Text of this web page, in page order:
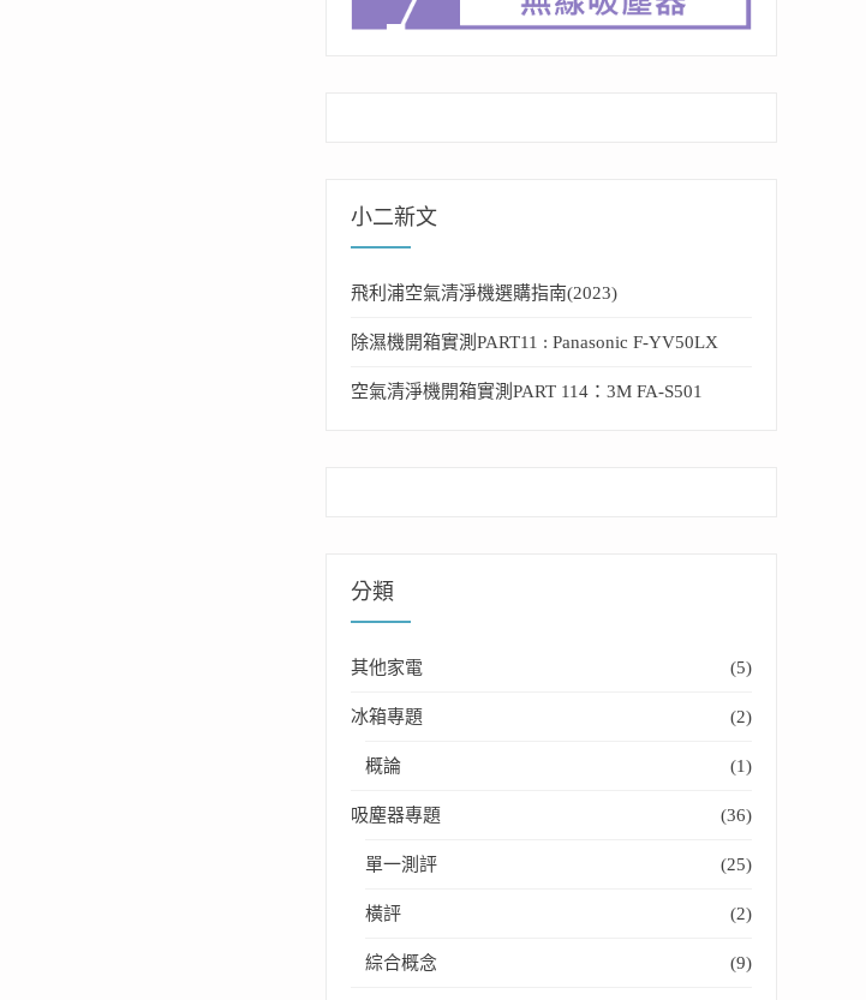
小二新文
飛利浦空氣清淨機選購指南(2023)
除濕機開箱實測PART11 : Panasonic F-YV50LX
空氣清淨機開箱實測PART 114：3M FA-S501
分類
其他家電 (5)
冰箱專題 (2)
概論 (1)
吸塵器專題 (36)
單一測評 (25)
橫評 (2)
綜合概念 (9)